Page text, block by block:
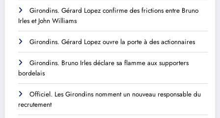
Girondins. Gérard Lopez confirme des frictions entre Bruno
Irles et John Williams
Girondins. Gérard Lopez ouvre la porte à des actionnaires
Girondins. Bruno Irles déclare sa flamme aux supporters
bordelais
Officiel. Les Girondins nomment un nouveau responsable du
recrutement